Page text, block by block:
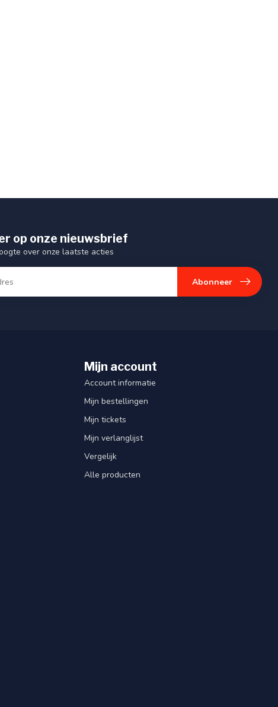
op onze nieuwsbrief
over onze laatste acties
Abonneer
Mijn account
Account informatie
Mijn bestellingen
Mijn tickets
Mijn verlanglijst
Vergelijk
Alle producten